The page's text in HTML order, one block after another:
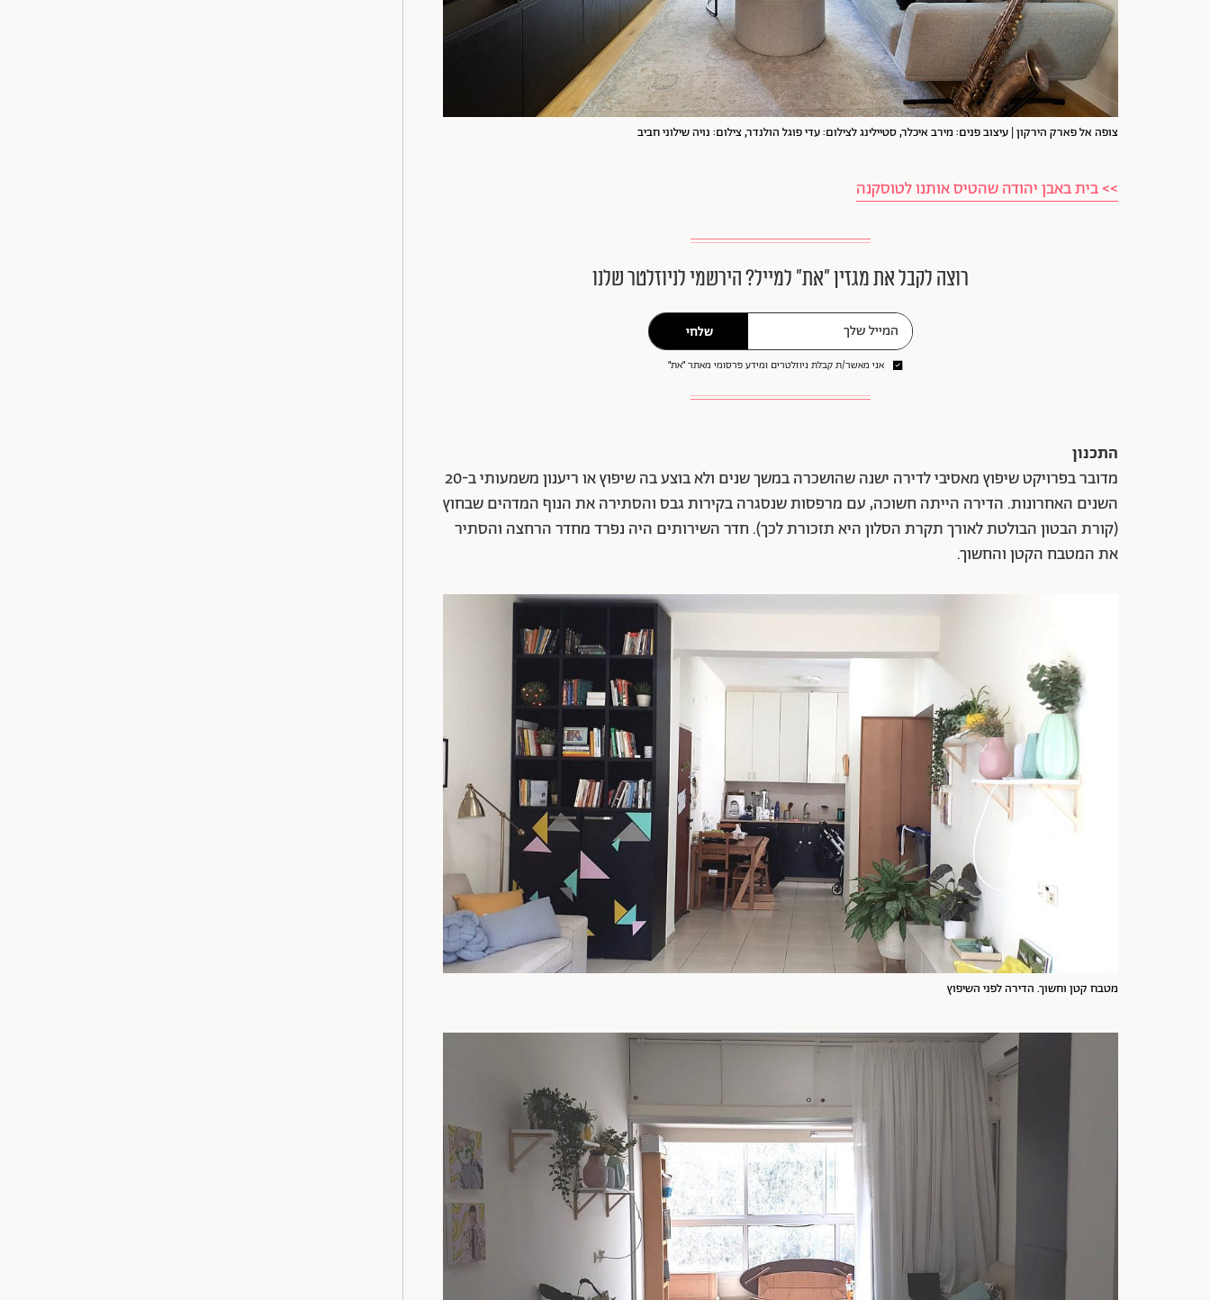
צופה אל פארק הירקון | עיצוב פנים: מירב איכלר, סטיילינג לצילום: עדי פוגל הולנדר, צילום: נויה שילוני חביב
>> בית באבן יהודה שהטיס אותנו לטוסקנה
רוצה לקבל את מגזין ״את״ למייל? הירשמי לניוזלטר שלנו
שלחי
אני מאשר/ת קבלת ניוזלטרים ומידע פרסומי מאתר ״את״
התכנון
מדובר בפרויקט שיפוץ מאסיבי לדירה ישנה שהושכרה במשך שנים ולא בוצע בה שיפוץ או ריענון משמעותי ב-20
השנים האחרונות. הדירה הייתה חשוכה, עם מרפסות שנסגרה בקירות גבס והסתירה את הנוף המדהים שבחוץ
(קורת הבטון הבולטת לאורך תקרת הסלון היא תזכורת לכך). חדר השירותים היה נפרד מחדר הרחצה והסתיר
את המטבח הקטן והחשוך.
מטבח קטן וחשוך. הדירה לפני השיפוץ